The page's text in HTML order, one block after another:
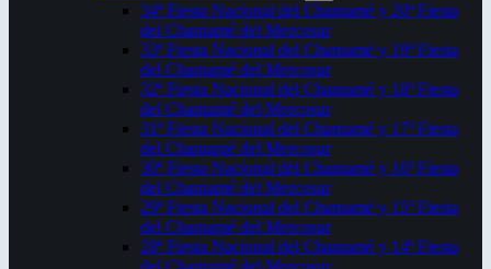
34ª Fiesta Nacional del Chamamé y 20ª Fiesta
del Chamamé del Mercosur
33ª Fiesta Nacional del Chamamé y 19ª Fiesta
del Chamamé del Mercosur
32ª Fiesta Nacional del Chamamé y 18ª Fiesta
del Chamamé del Mercosur
31ª Fiesta Nacional del Chamamé y 17ª Fiesta
del Chamamé del Mercosur
30ª Fiesta Nacional del Chamamé y 16ª Fiesta
del Chamamé del Mercosur
29ª Fiesta Nacional del Chamamé y 15ª Fiesta
del Chamamé del Mercosur
28ª Fiesta Nacional del Chamamé y 14ª Fiesta